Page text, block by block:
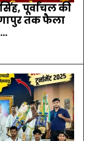
पूर्वांचल की
तक फैला